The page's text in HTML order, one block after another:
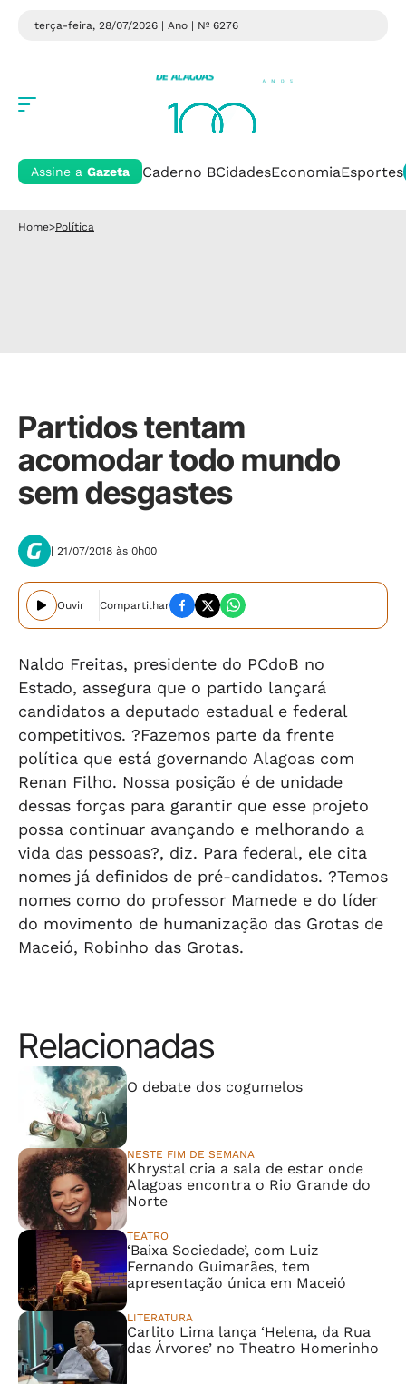
terça-feira, 28/07/2026 | Ano | Nº 6276
Assine a Gazeta Caderno BCidadesEconomiaEsportes
Home>Política
Partidos tentam
acomodar todo mundo
sem desgastes
| 21/07/2018 às 0h00
Ouvir Compartilhar
Naldo Freitas, presidente do PCdoB no
Estado, assegura que o partido lançará
candidatos a deputado estadual e federal
competitivos. ?Fazemos parte da frente
política que está governando Alagoas com
Renan Filho. Nossa posição é de unidade
dessas forças para garantir que esse projeto
possa continuar avançando e melhorando a
vida das pessoas?, diz. Para federal, ele cita
nomes já definidos de pré-candidatos. ?Temos
nomes como do professor Mamede e do líder
do movimento de humanização das Grotas de
Maceió, Robinho das Grotas.
Relacionadas
O debate dos cogumelos
NESTE FIM DE SEMANA
Khrystal cria a sala de estar onde
Alagoas encontra o Rio Grande do
Norte
TEATRO
‘Baixa Sociedade’, com Luiz
Fernando Guimarães, tem
apresentação única em Maceió
LITERATURA
Carlito Lima lança ‘Helena, da Rua
das Árvores’ no Theatro Homerinho